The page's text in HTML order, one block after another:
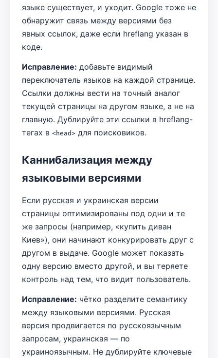
языке существует, и уходит. Google тоже не
обнаружит связь между версиями без
явных ссылок, даже если hreflang указан в
коде.
Исправление: добавьте видимый
переключатель языков на каждой странице.
Ссылки должны вести на точный аналог
текущей страницы на другом языке, а не на
главную. Дублируйте эти ссылки в hreflang-
тегах в <head> для поисковиков.
Каннибализация между
языковыми версиями
Если русская и украинская версии
страницы оптимизированы под одни и те
же запросы (например, «купить диван
Киев»), они начинают конкурировать друг с
другом в выдаче. Google может показать
одну версию вместо другой, и вы теряете
контроль над тем, что видит пользователь.
Исправление: чётко разделите семантику
между языковыми версиями. Русская
версия продвигается по русскоязычным
запросам, украинская — по
украиноязычным. Не дублируйте ключевые